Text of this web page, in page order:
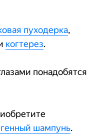
пуходерка,
когтерез.
понадобятся
шампунь.